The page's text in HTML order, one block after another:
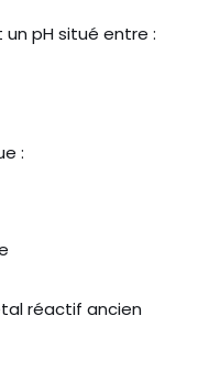
pH situé entre :
:
réactif ancien